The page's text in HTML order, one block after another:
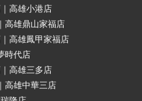
高雄小港店
高雄鼎山家福店
高雄鳳甲家福店
時代店
高雄三多店
高雄中華三店